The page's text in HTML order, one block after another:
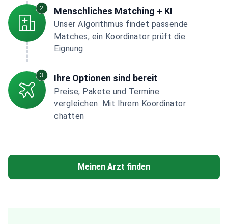
2 Menschliches Matching + KI
Unser Algorithmus findet passende
Matches, ein Koordinator prüft die
Eignung
3 Ihre Optionen sind bereit
Preise, Pakete und Termine
vergleichen. Mit Ihrem Koordinator
chatten
Meinen Arzt finden